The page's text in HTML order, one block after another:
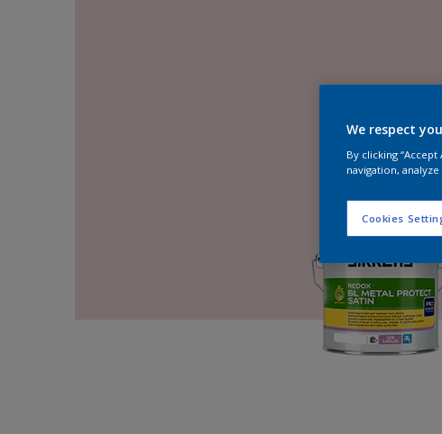
We respect
By clicking
navigation,
Cookies